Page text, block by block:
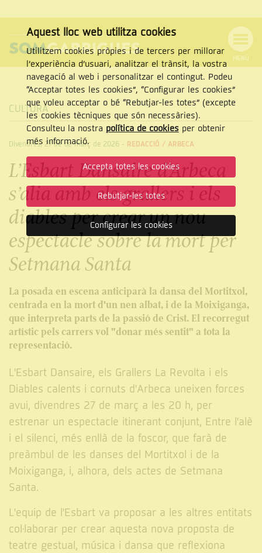
NAVEGACIÓ
MENÚ
Cercar
CERCAR
CULTURA
Divendres, 27 de de març de 2026 - REDACCIÓ / ARBECA
L’Esbart Dansaire d’Arbeca
s’alia amb els grallers i els
diables per crear un nou
espectacle sobre la mort per
Setmana Santa
La posada en escena anticiparà la dansa del Mortitxol,
centrada en la mort d'un nen albat, i de la Moixiganga,
que interpreta parts de la passió de Crist. El recorregut
artístic pels carrers vol "donar més sentit" a tota la
representació.
L'Esbart Dansaire, els Grallers La Revolta i els
Diables calents i cornuts d'Arbeca uneixen forces
avui, divendres 27 de març a les 20 h, per
estrenar un espectacle itinerant conjunt, Entre l'alè
i el silenci, més enllà de la foscor, que farà de
preàmbul de les danses del Mortitxol i de la
Moixiganga, i, alhora, dels actes de Setmana
Santa.
L'equip de l'Esbart va proposar a les altres entitats
col·laborar per crear aquesta nova proposta de
teatre gestual, música i dansa que reflexiona
Aquest lloc web utilitza cookies
Utilitzem cookies pròpies i de tercers per millorar
l’experiència d’usuari, analitzar el trànsit, la vostra
navegació al web i personalitzar el contingut. Podeu
“Acceptar totes les cookies”, “Configurar les cookies”
que voleu acceptar o bé “Rebutjar-les totes” (excepte
les cookies tècniques que són necessàries).
Consulteu la nostra política de cookiesper obtenir
més informació.
Accepta totes les cookies
Rebutjar-les totes
Configurar les cookies